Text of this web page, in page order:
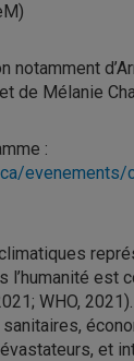
notamment
de Mélanie
:
l’humanité est
WHO,
sanitaires,
et